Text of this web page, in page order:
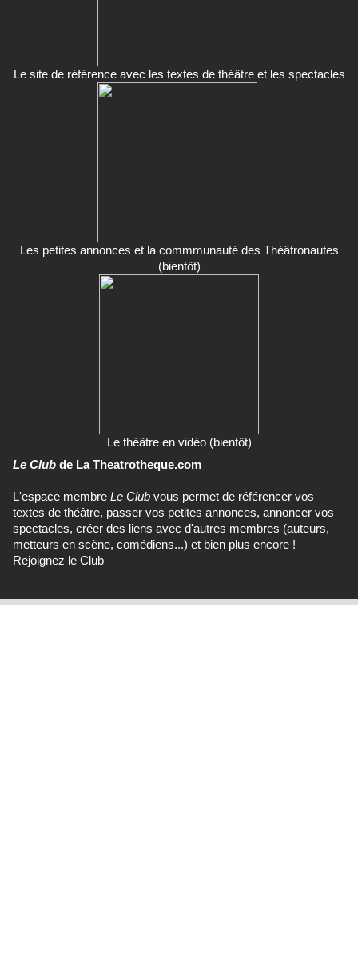
Le site de référence avec les textes de théâtre et les spectacles
Les petites annonces et la commmunauté des Théâtronautes
(bientôt)
Le théâtre en vidéo (bientôt)
Le Club de La Theatrotheque.com
L'espace membre Le Club vous permet de référencer vos
textes de théâtre, passer vos petites annonces, annoncer vos
spectacles, créer des liens avec d'autres membres (auteurs,
metteurs en scène, comédiens...) et bien plus encore !
Rejoignez le Club